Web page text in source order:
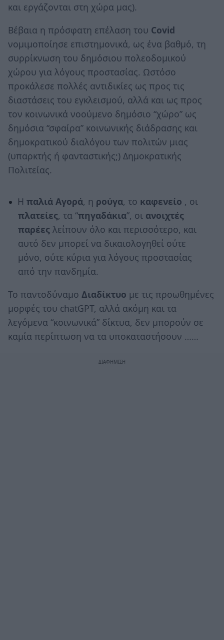
και εργάζονται στη χώρα μας).
Βέβαια η πρόσφατη επέλαση του Covid
νομιμοποίησε επιστημονικά, ως ένα βαθμό, τη
συρρίκνωση του δημόσιου πολεοδομικού
χώρου για λόγους προστασίας. Ωστόσο
προκάλεσε πολλές αντιδικίες ως προς τις
διαστάσεις του εγκλεισμού, αλλά και ως προς
τον κοινωνικά νοούμενο δημόσιο “χώρο” ως
δημόσια “σφαίρα” κοινωνικής διάδρασης και
δημοκρατικού διαλόγου των πολιτών μιας
(υπαρκτής ή φανταστικής;) Δημοκρατικής
Πολιτείας.
Η παλιά Αγορά, η ρούγα, το καφενείο , οι
πλατείες, τα “πηγαδάκια”, οι ανοιχτές
παρέεςλείπουν όλο και περισσότερο, και
αυτό δεν μπορεί να δικαιολογηθεί ούτε
μόνο, ούτε κύρια για λόγους προστασίας
από την πανδημία.
Το παντοδύναμο Διαδίκτυο με τις προωθημένες
μορφές του chatGPT, αλλά ακόμη και τα
λεγόμενα “κοινωνικά” δίκτυα, δεν μπορούν σε
καμία περίπτωση να τα υποκαταστήσουν ……